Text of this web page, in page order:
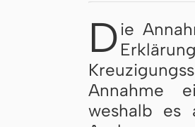
D ie
Annahme
weshalb es